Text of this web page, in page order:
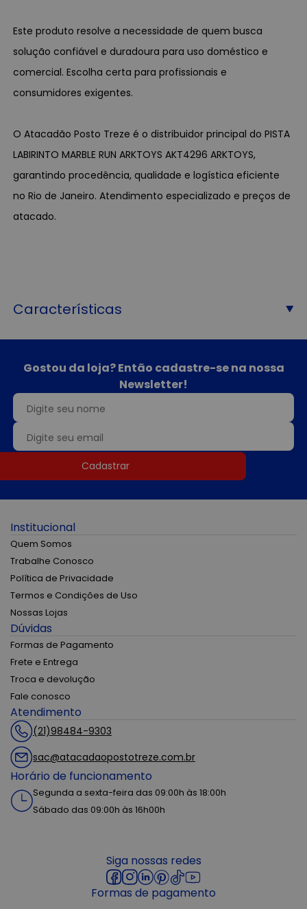
Este produto resolve a necessidade de quem busca
solução confiável e duradoura para uso doméstico e
comercial. Escolha certa para profissionais e
consumidores exigentes.
O Atacadão Posto Treze é o distribuidor principal do PISTA
LABIRINTO MARBLE RUN ARKTOYS AKT4296 ARKTOYS,
garantindo procedência, qualidade e logística eficiente
no Rio de Janeiro. Atendimento especializado e preços de
atacado.
Características
Gostou da loja? Então cadastre-se na nossa
Newsletter!
Cadastrar
Institucional
Quem Somos
Trabalhe Conosco
Política de Privacidade
Termos e Condições de Uso
Nossas Lojas
Dúvidas
Formas de Pagamento
Frete e Entrega
Troca e devolução
Fale conosco
Atendimento
(21)98484-9303
sac@atacadaopostotreze.com.br
Horário de funcionamento
Segunda a sexta-feira das 09:00h às 18:00h
Sábado das 09:00h às 16h00h
Siga nossas redes
Formas de pagamento